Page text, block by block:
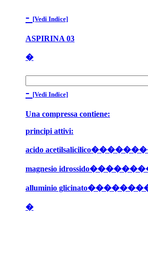
- [Vedi Indice]
ASPIRINA 03
�
- [Vedi Indice]
Una compressa contiene:
principi attivi:
acido
magnesio
alluminio
�